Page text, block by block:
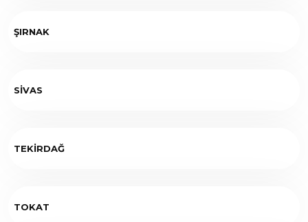
ŞIRNAK
SİVAS
TEKİRDAĞ
TOKAT